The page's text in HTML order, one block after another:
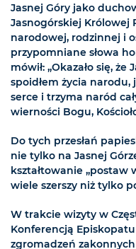
Jasnej Góry jako
Jasnogórskiej Królowej
narodowej, rodzinnej i
przypomniane słowa
mówił: „Okazało się,
spoidłem życia narodu,
serce i trzyma naród
wierności Bogu,
Do tych przesłań
nie tylko na Jasnej
kształtowanie „postaw
wiele szerszy niż tylko
W trakcie wizyty w
Konferencją
zgromadzeń